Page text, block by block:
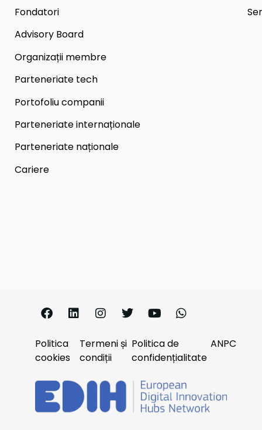
Fondatori
Advisory Board
Organizații membre
Parteneriate tech
Portofoliu companii
Parteneriate internaționale
Parteneriate naționale
Cariere
Politica
cookies
Termeni și
condiții
Politica de
confidențialitate
ANPC